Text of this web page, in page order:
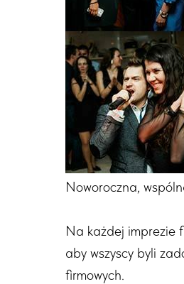
Noworoczna,
Na każdej imprezie
aby wszyscy byli
firmowych.